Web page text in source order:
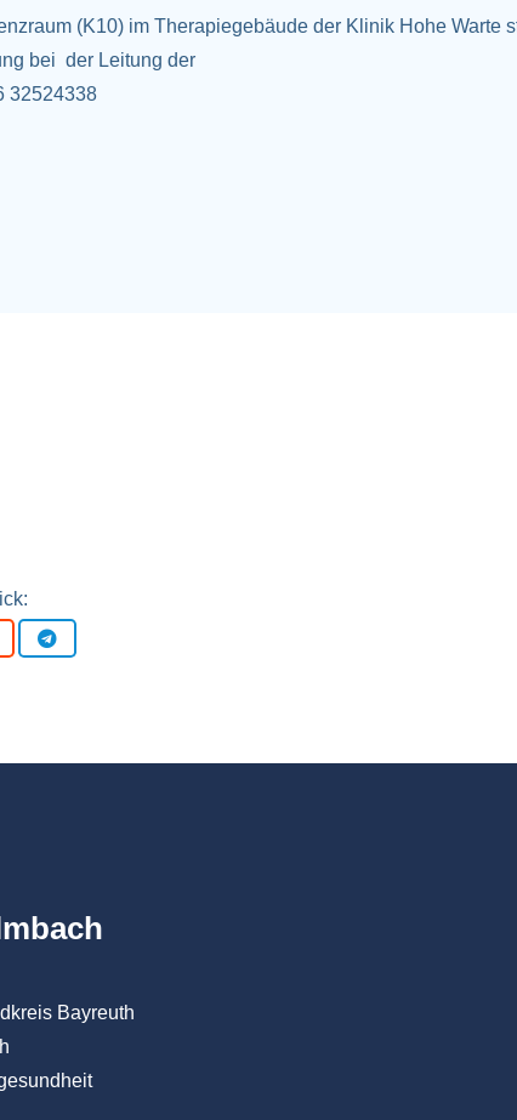
(K10) im Therapiegebäude der Klinik Hohe Warte
bei der Leitung der
32524338
Bayreuth